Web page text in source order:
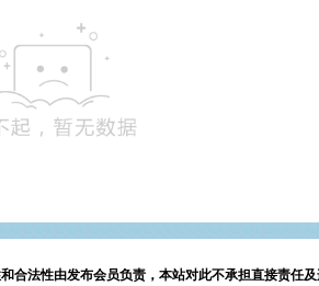
合法性由发布会员负责，本站对此不承担直接责任及